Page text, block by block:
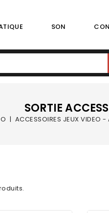
SON
SORTIE
ACCESSOIRES JEUX VIDEO -